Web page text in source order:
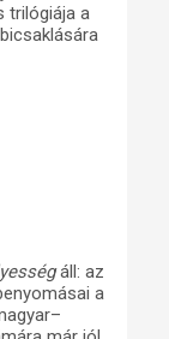
trilógiája a
áll: az
a